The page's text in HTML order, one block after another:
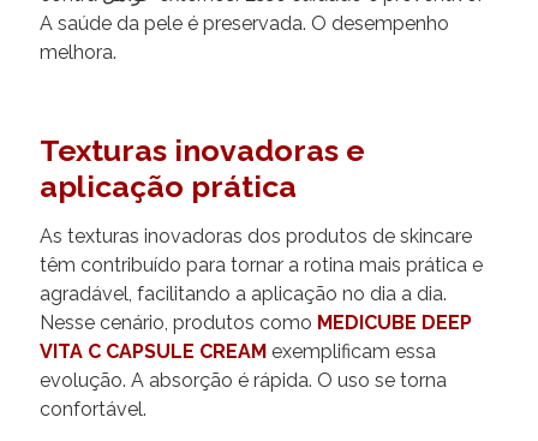
A saúde da pele é preservada. O desempenho
melhora.
Texturas inovadoras e
aplicação prática
As texturas inovadoras dos produtos de skincare
têm contribuído para tornar a rotina mais prática e
agradável, facilitando a aplicação no dia a dia.
Nesse cenário, produtos como MEDICUBE DEEP
VITA C CAPSULE CREAM exemplificam essa
evolução. A absorção é rápida. O uso se torna
confortável.